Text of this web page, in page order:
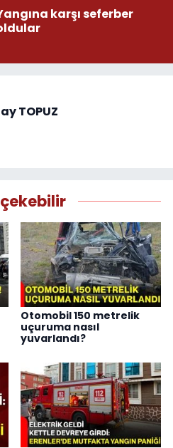
karşı seferber
TOPUZ
Otomobil 150 metrelik
uçuruma nasıl
yuvarlandı?